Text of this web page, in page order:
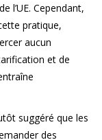
l’UE. Cependant,
pratique,
aucun
et de
suggéré que les
des